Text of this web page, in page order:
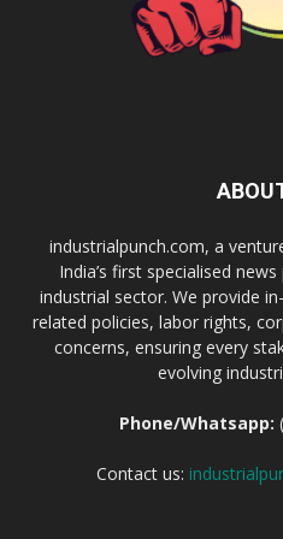
industrialpunch.com, a
India’s first specialised
industrial sector. We provide
related policies, labor rights,
concerns, ensuring every
evolving
Phone/Whatsapp:
Contact us: